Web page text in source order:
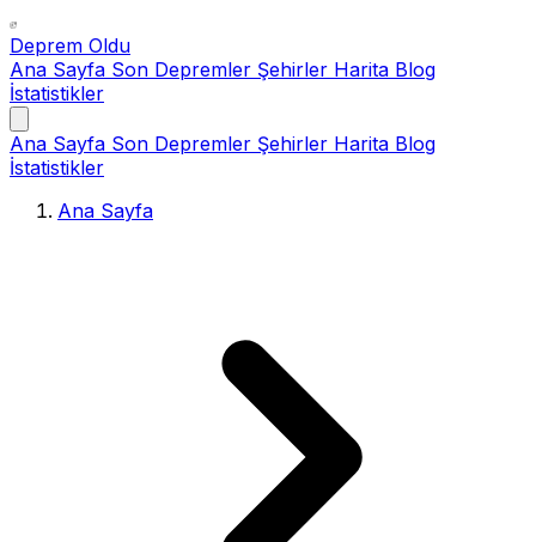
Deprem Oldu
Ana Sayfa Son Depremler Şehirler Harita Blog
İstatistikler
Ana Sayfa Son Depremler Şehirler Harita Blog
İstatistikler
Ana Sayfa